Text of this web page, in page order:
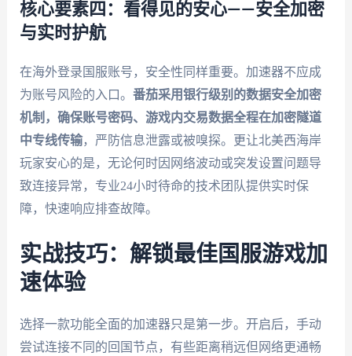
核心要素四：看得见的安心——安全加密
与实时护航
在海外登录国服账号，安全性同样重要。加速器不应成
为账号风险的入口。 番茄采用银行级别的数据安全加密
机制，确保账号密码、游戏内交易数据全程在加密隧道
中专线传输，严防信息泄露或被嗅探。更让北美西海岸
玩家安心的是，无论何时因网络波动或突发设置问题导
致连接异常，专业24小时待命的技术团队提供实时保
障，快速响应排查故障。
实战技巧：解锁最佳国服游戏加
速体验
选择一款功能全面的加速器只是第一步。开启后，手动
尝试连接不同的回国节点，有些距离稍远但网络更通畅